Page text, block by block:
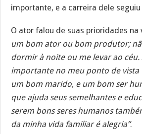
importante, e a carreira dele
O ator falou de suas prioridades na
um bom ator ou bom produtor;
dormir à noite ou me levar ao céu.
importante no meu ponto de vista
um bom marido, e um bom ser
que ajuda seus semelhantes e
serem bons seres humanos
da minha vida familiar é alegria”.